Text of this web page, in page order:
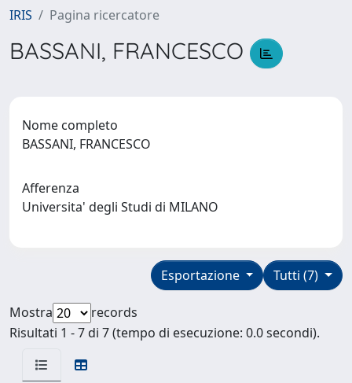
IRIS Pagina ricercatore
BASSANI, FRANCESCO
Nome completo
BASSANI, FRANCESCO
Afferenza
Universita' degli Studi di MILANO
Tutti (7)
Esportazione
Mostra
records
Risultati 1 - 7 di 7 (tempo di esecuzione: 0.0 secondi).